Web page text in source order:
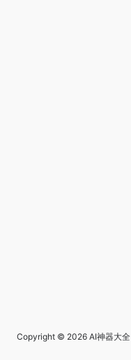
Copyright © 2026 AI神器大全